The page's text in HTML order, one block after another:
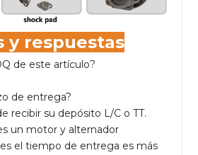
y respuestas
de este artículo?
de entrega?
recibir su depósito L/C o TT.
un motor y alternador
el tiempo de entrega es más